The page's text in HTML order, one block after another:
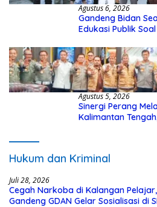
Agustus 6, 2026
Gandeng Bidan
Edukasi Publik
Agustus 5, 2026
Sinergi Perang
Kalimantan
Hukum dan Kriminal
Juli 28, 2026
Cegah Narkoba di Kalangan
Gandeng GDAN Gelar Sosialisasi di